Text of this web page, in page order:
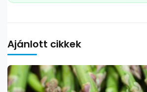
Ajánlott cikkek